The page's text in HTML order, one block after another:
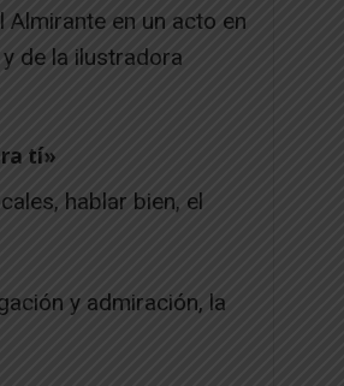
en un acto en
de la ilustradora
tí»
hablar bien, el
y admiración, la